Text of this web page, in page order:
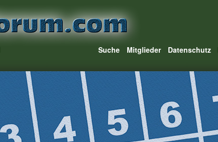
Suche
Mitglieder Datenschutz